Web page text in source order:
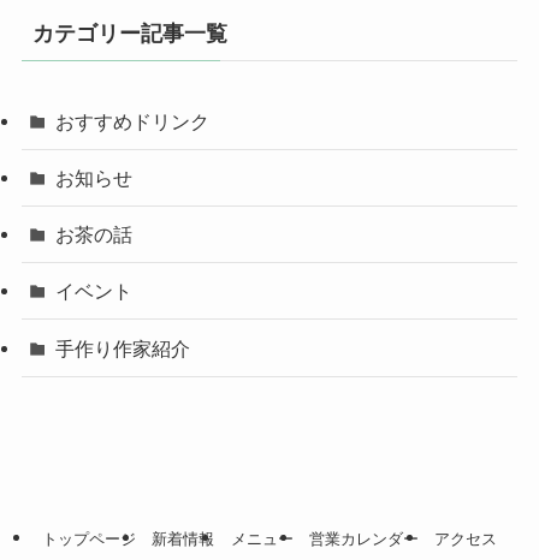
カテゴリー記事一覧
おすすめドリンク
お知らせ
お茶の話
イベント
手作り作家紹介
トップページ 新着情報 メニュー 営業カレンダー アクセス